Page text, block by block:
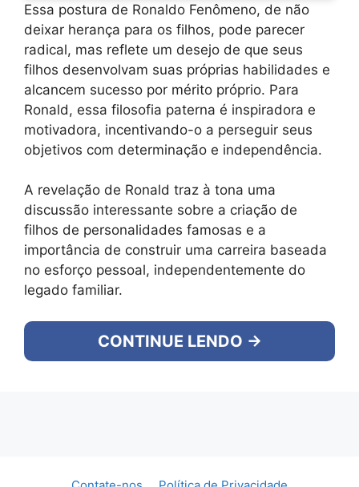
Essa postura de Ronaldo Fenômeno, de não
deixar herança para os filhos, pode parecer
radical, mas reflete um desejo de que seus
filhos desenvolvam suas próprias habilidades e
alcancem sucesso por mérito próprio. Para
Ronald, essa filosofia paterna é inspiradora e
motivadora, incentivando-o a perseguir seus
objetivos com determinação e independência.
A revelação de Ronald traz à tona uma
discussão interessante sobre a criação de
filhos de personalidades famosas e a
importância de construir uma carreira baseada
no esforço pessoal, independentemente do
legado familiar.
CONTINUE LENDO →